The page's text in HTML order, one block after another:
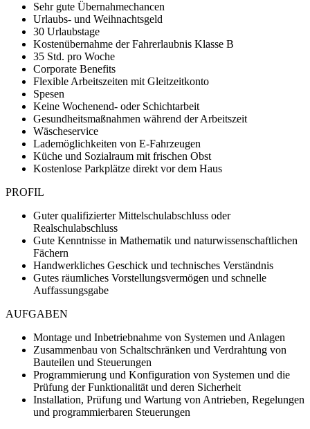
Sehr gute Übernahmechancen
Urlaubs- und Weihnachtsgeld
30 Urlaubstage
Kostenübernahme der Fahrerlaubnis Klasse B
35 Std. pro Woche
Corporate Benefits
Flexible Arbeitszeiten mit Gleitzeitkonto
Spesen
Keine Wochenend- oder Schichtarbeit
Gesundheitsmaßnahmen während der Arbeitszeit
Wäscheservice
Lademöglichkeiten von E-Fahrzeugen
Küche und Sozialraum mit frischen Obst
Kostenlose Parkplätze direkt vor dem Haus
PROFIL
Guter qualifizierter Mittelschulabschluss oder
Realschulabschluss
Gute Kenntnisse in Mathematik und naturwissenschaftlichen
Fächern
Handwerkliches Geschick und technisches Verständnis
Gutes räumliches Vorstellungsvermögen und schnelle
Auffassungsgabe
AUFGABEN
Montage und Inbetriebnahme von Systemen und Anlagen
Zusammenbau von Schaltschränken und Verdrahtung von
Bauteilen und Steuerungen
Programmierung und Konfiguration von Systemen und die
Prüfung der Funktionalität und deren Sicherheit
Installation, Prüfung und Wartung von Antrieben, Regelungen
und programmierbaren Steuerungen